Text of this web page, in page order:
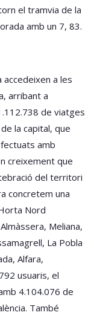
el tramvia de la
amb un 7, 83.
a les
arribant a
de viatges
la capital, que
amb
creixement que
del territori
concretem una
Nord
Meliana,
La Pobla
Alfara,
usuaris, el
4.104.076 de
També